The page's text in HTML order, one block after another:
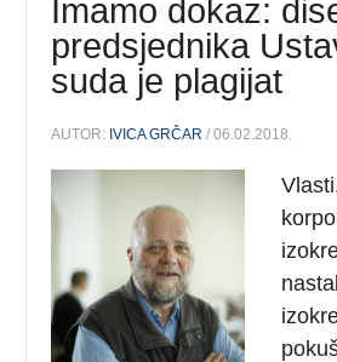
Imamo dokaz:
predsjednika
suda je plagijat
AUTOR: IVICA GRČAR / 06.02.2018.